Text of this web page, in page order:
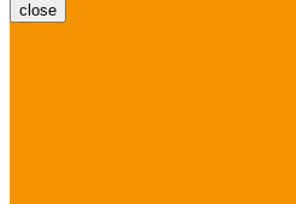
close